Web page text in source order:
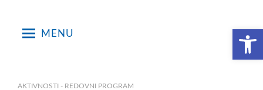
Open toolbar
MENU
AKTIVNOSTI - REDOVNI PROGRAM